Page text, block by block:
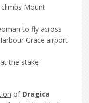
climbs Mount
to fly across
Grace airport
the stake
of Dragica